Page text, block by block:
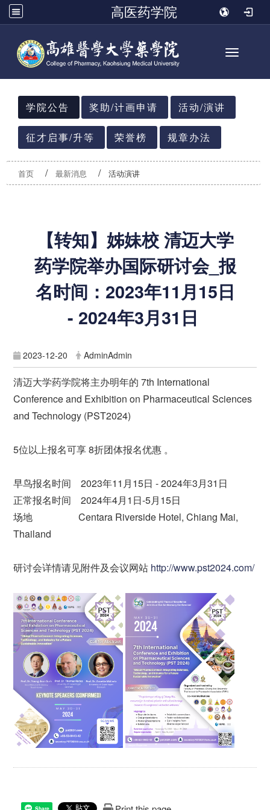
高医药学院
Toggle
:::
学院公告
奖助/计画申请 活动/演讲
征才启事/升等 荣誉榜 规章办法
首页 最新消息 活动演讲
【转知】姊妹校 清迈大学
药学院举办国际研讨会_报
名时间：2023年11月15日
- 2024年3月31日
2023-12-20 AdminAdmin
清迈大学药学院将主办明年的 7th International
Conference and Exhibition on Pharmaceutical Sciences
and Technology (PST2024)
5位以上报名可享 8折团体报名优惠 。
早鸟报名时间 2023年11月15日 - 2024年3月31日
正常报名时间 2024年4月1日-5月15日
场地 Centara Riverside Hotel, Chiang Mai,
Thailand
研讨会详情请见附件及会议网站 http://www.pst2024.com/